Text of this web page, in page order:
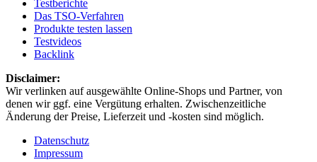
Testberichte
Das TSO-Verfahren
Produkte testen lassen
Testvideos
Backlink
Disclaimer: ​
Wir verlinken auf ausgewählte Online-Shops und Partner, von
denen wir ggf. eine Vergütung erhalten. Zwischenzeitliche
Änderung der Preise, Lieferzeit und -kosten sind möglich.
Datenschutz
Impressum